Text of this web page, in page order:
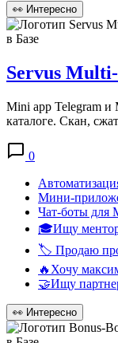
👀 Интересно
в Базе
Servus
Mini app Telegram
каталоге. Скан,
0
Мини-
Чат-боты для
🎓Ищу
🏷️ Продаю
🔥Хочу
🤝Ищу
👀 Интересно